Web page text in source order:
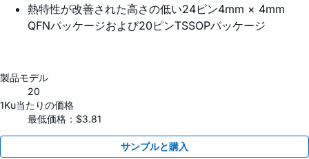
熱特性が改善された高さの低い24ピン4mm × 4mm
QFNパッケージおよび20ピンTSSOPパッケージ
製品モデル
20
1Ku当たりの価格
最低価格：$3.81
サンプルと購入